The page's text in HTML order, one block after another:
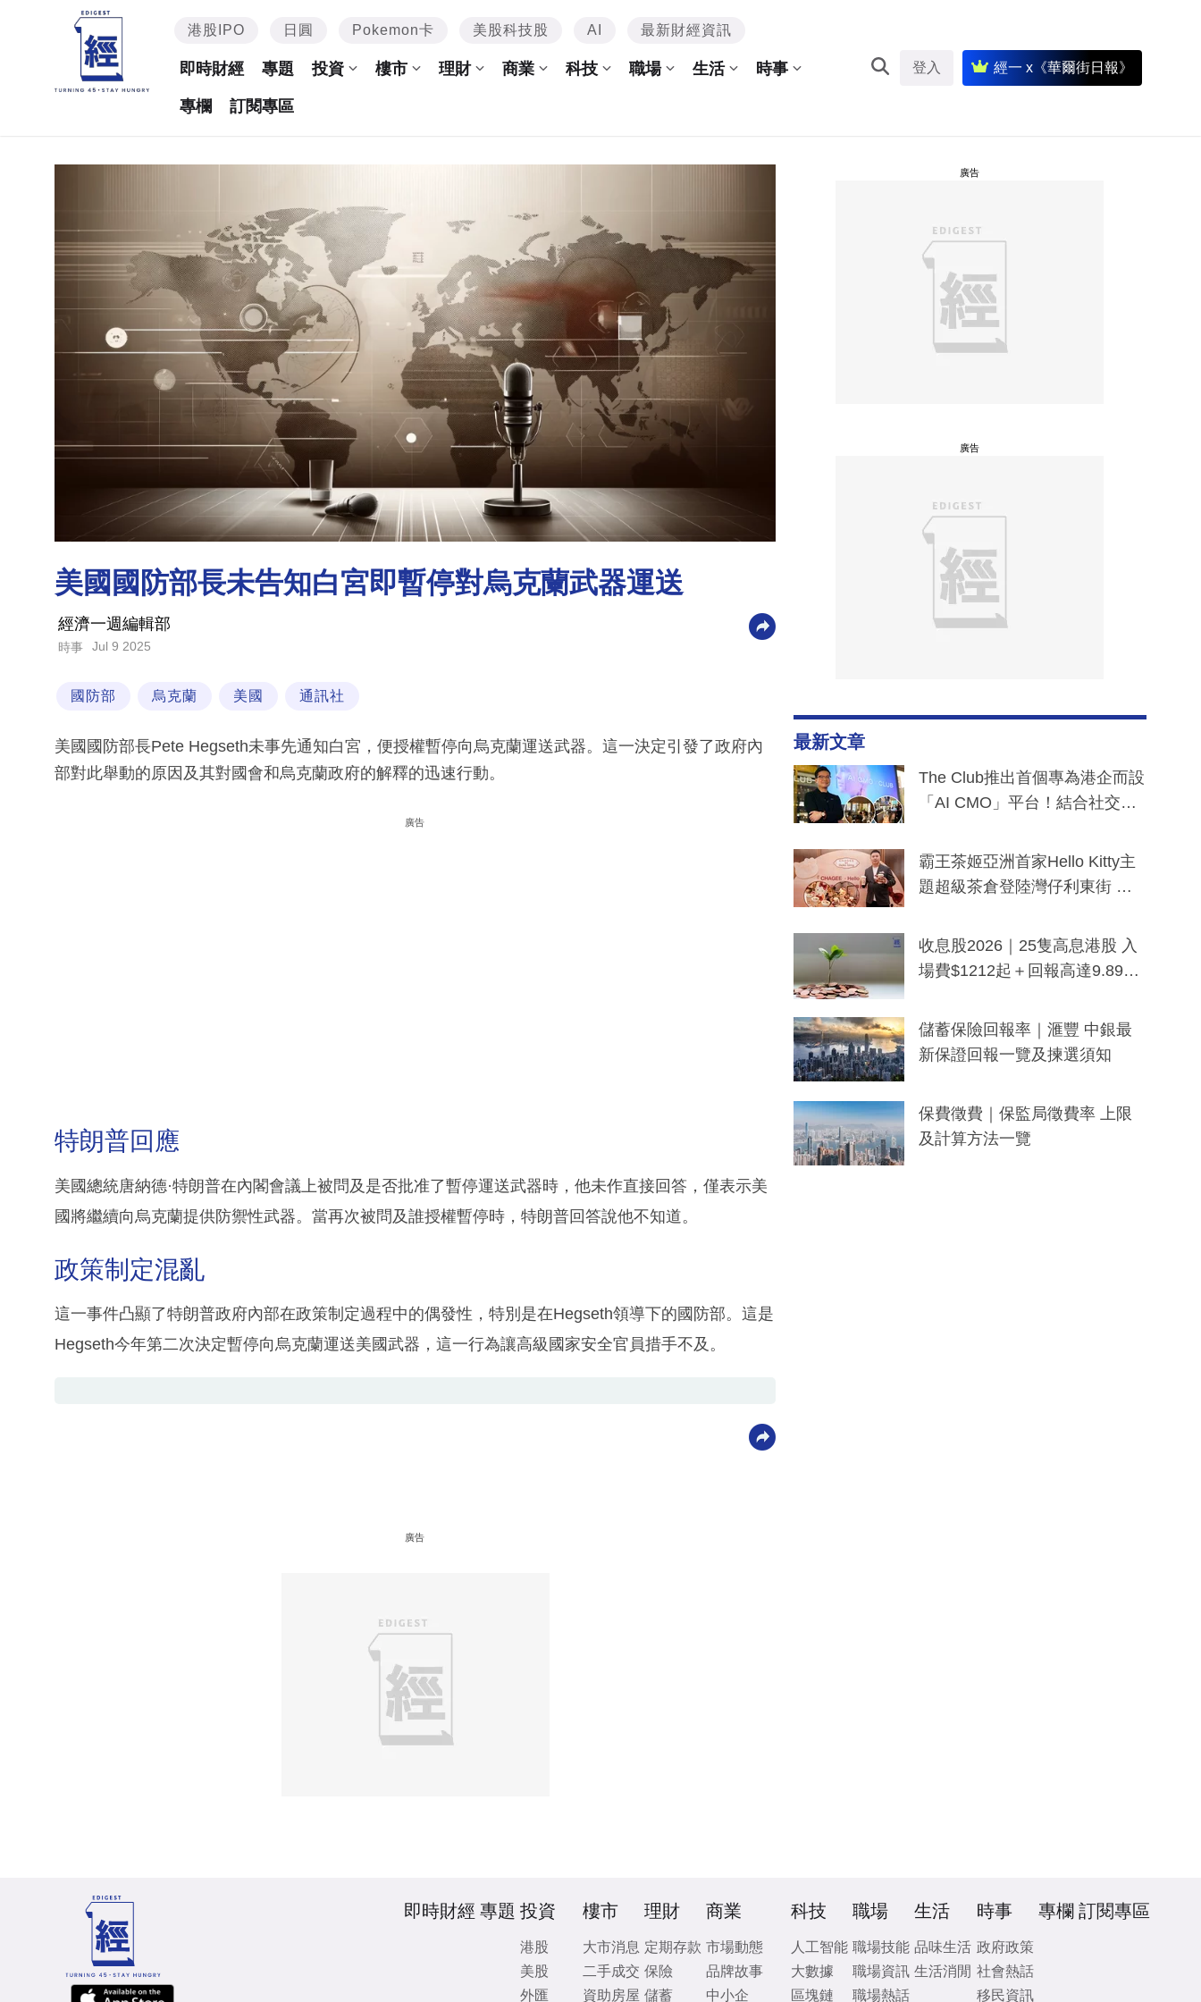
港股IPO 日圓 Pokemon卡 美股科技股 AI 最新財經資訊
即時財經 專題 投資 樓市 理財 商業 科技 職場 生活 時事
專欄 訂閱專區
登入 經一 x《華爾街日報》
美國國防部長未告知白宮即暫停對烏克蘭武器運送
經濟一週編輯部
時事 Jul 9 2025
國防部 烏克蘭 美國 通訊社
美國國防部長Pete Hegseth未事先通知白宮，便授權暫停向烏克蘭運送武器。這一決定引發了政府內
部對此舉動的原因及其對國會和烏克蘭政府的解釋的迅速行動。
廣告
特朗普回應
美國總統唐納德·特朗普在內閣會議上被問及是否批准了暫停運送武器時，他未作直接回答，僅表示美
國將繼續向烏克蘭提供防禦性武器。當再次被問及誰授權暫停時，特朗普回答說他不知道。
政策制定混亂
這一事件凸顯了特朗普政府內部在政策制定過程中的偶發性，特別是在Hegseth領導下的國防部。這是
Hegseth今年第二次決定暫停向烏克蘭運送美國武器，這一行為讓高級國家安全官員措手不及。
廣告
廣告
廣告
最新文章
The Club推出首個專為港企而設
「AI CMO」平台！結合社交聆
分鐘生成「貼地」宣傳短片
霸王茶姬亞洲首家Hello Kitty主
題超級茶倉登陸灣仔利東街 推
y及香港限定特調系列
收息股2026｜25隻高息港股 入
場費$1212起＋回報高達9.89
儲蓄保險回報率｜滙豐 中銀最
新保證回報一覽及揀選須知
保費徵費｜保監局徵費率 上限
及計算方法一覽
即時財經 專題 投資
港股
美股
外匯
樓市
大市消息
二手成交
資助房屋
理財
定期存款
保險
儲蓄
商業
市場動態
品牌故事
中小企
科技
人工智能
大數據
區塊鏈
職場
職場技能
職場資訊
職場熱話
生活
品味生活
生活消閒
時事
政府政策
社會熱話
移民資訊
專欄 訂閱專區